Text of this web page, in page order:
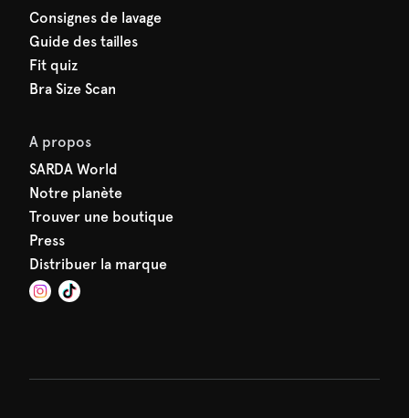
Consignes de lavage
Guide des tailles
Fit quiz
Bra Size Scan
A propos
SARDA World
Notre planète
Trouver une boutique
Press
Distribuer la marque